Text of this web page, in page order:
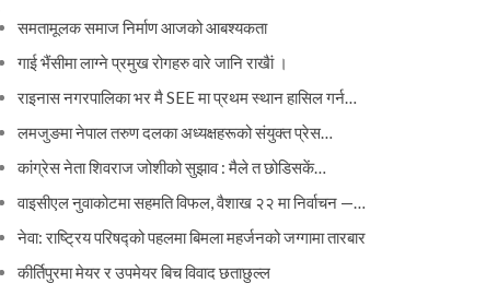
समतामूलक समाज निर्माण आजको आबश्यकता
गाई भैंसीमा लाग्ने प्रमुख रोगहरु वारे जानि राखैां ।
राइनास नगरपालिका भर मै SEE मा प्रथम स्थान हासिल गर्न…
लमजुङमा नेपाल तरुण दलका अध्यक्षहरूको संयुक्त प्रेस…
कांग्रेस नेता शिवराज जोशीको सुझाव : मैले त छोडिसकें…
वाइसीएल नुवाकोटमा सहमति विफल, वैशाख २२ मा निर्वाचन —…
नेवा: राष्ट्रिय परिषद्को पहलमा बिमला महर्जनको जग्गामा तारबार
कीर्तिपुरमा मेयर र उपमेयर बिच विवाद छताछुल्ल